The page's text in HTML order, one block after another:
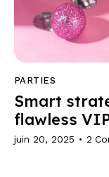
PARTIES
Smart
flawless
juin 20, 2025 2